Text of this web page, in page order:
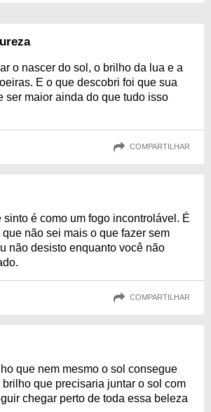
o nascer do sol, o brilho da lua e a
E o que descobri foi que sua
ser maior ainda do que tudo isso
COMPARTILHAR
sinto é como um fogo incontrolável. É
não sei mais o que fazer sem
não desisto enquanto você não
COMPARTILHAR
que nem mesmo o sol consegue
brilho que precisaria juntar o sol com
chegar perto de toda essa beleza